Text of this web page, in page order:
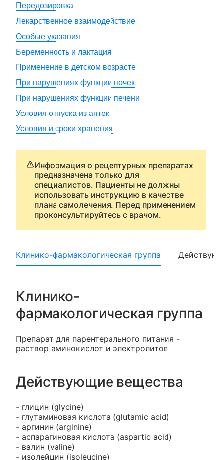
Передозировка
Лекарственное взаимодействие
Особые указания
Беременность и лактация
Применение в детском возрасте
При нарушениях функции почек
При нарушениях функции печени
Условия отпуска из аптек
Условия и сроки хранения
Информация о рецептурных препаратах
предназначена только для
специалистов. Пациенты не должны
использовать инструкцию в качестве
плана самолечения. Перед применением
проконсультируйтесь с врачом.
Клинико-фармакологическая группа
Клинико-
фармакологическая группа
Препарат для парентерального питания -
раствор аминокислот и электролитов
Действующие вещества
- глицин (glycine)
- глутаминовая кислота (glutamic acid)
- аргинин (arginine)
- аспарагиновая кислота (aspartic acid)
- валин (valine)
- изолейцин (isoleucine)